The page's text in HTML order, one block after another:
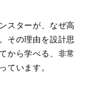
スターが、なぜ高
その理由を設計思
から学べる、非常
ています。